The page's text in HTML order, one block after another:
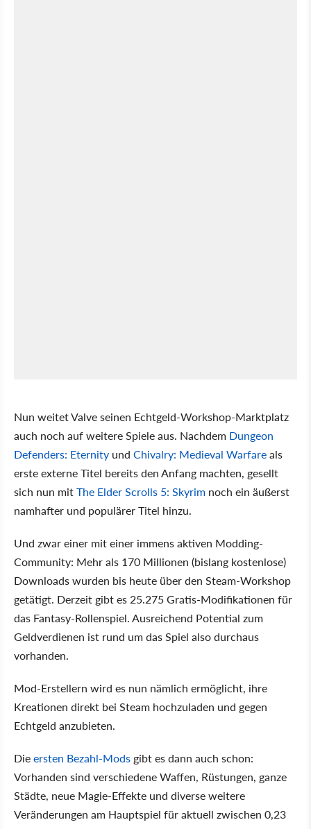
Nun weitet Valve seinen Echtgeld-Workshop-Marktplatz
auch noch auf weitere Spiele aus. Nachdem Dungeon
Defenders: Eternity und Chivalry: Medieval Warfareals
erste externe Titel bereits den Anfang machten, gesellt
sich nun mitThe Elder Scrolls 5: Skyrim noch ein äußerst
namhafter und populärer Titel hinzu.
Und zwar einer mit einer immens aktiven Modding-
Community: Mehr als 170 Millionen (bislang kostenlose)
Downloads wurden bis heute über den Steam-Workshop
getätigt. Derzeit gibt es 25.275 Gratis-Modifikationen für
das Fantasy-Rollenspiel. Ausreichend Potential zum
Geldverdienen ist rund um das Spiel also durchaus
vorhanden.
Mod-Erstellern wird es nun nämlich ermöglicht, ihre
Kreationen direkt bei Steam hochzuladen und gegen
Echtgeld anzubieten.
Dieersten Bezahl-Mods gibt es dann auch schon:
Vorhanden sind verschiedene Waffen, Rüstungen, ganze
Städte, neue Magie-Effekte und diverse weitere
Veränderungen am Hauptspiel für aktuell zwischen 0,23